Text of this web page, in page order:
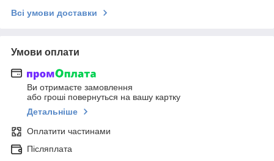
Всі умови доставки
Умови оплати
Ви отримаєте замовлення
або гроші повернуться на вашу картку
Детальніше
Оплатити частинами
Післяплата